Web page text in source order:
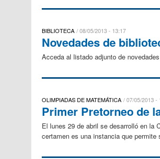
BIBLIOTECA 08/05/2013 - 13:17
Novedades de
Acceda al listado adjunto de
OLIMPIADAS DE MATEMÁTICA 07/05/2013 -
Primer Pretorneo de
El lunes 29 de abril se desarrolló en la
certamen es una instancia que